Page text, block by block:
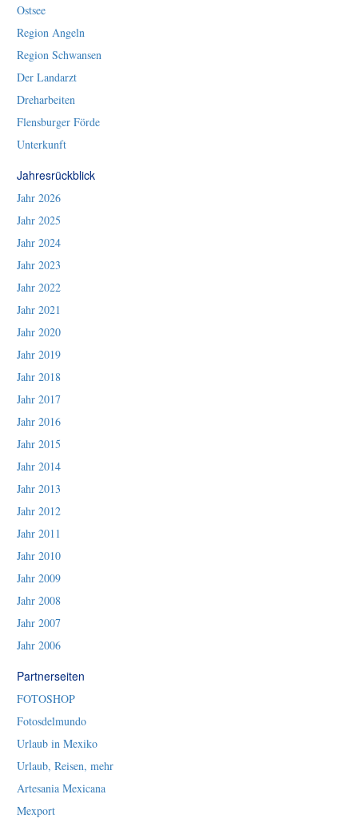
Ostsee
Region Angeln
Region Schwansen
Der Landarzt
Dreharbeiten
Flensburger Förde
Unterkunft
Jahresrückblick
Jahr 2026
Jahr 2025
Jahr 2024
Jahr 2023
Jahr 2022
Jahr 2021
Jahr 2020
Jahr 2019
Jahr 2018
Jahr 2017
Jahr 2016
Jahr 2015
Jahr 2014
Jahr 2013
Jahr 2012
Jahr 2011
Jahr 2010
Jahr 2009
Jahr 2008
Jahr 2007
Jahr 2006
Partnerseiten
FOTOSHOP
Fotosdelmundo
Urlaub in Mexiko
Urlaub, Reisen, mehr
Artesania Mexicana
Mexport